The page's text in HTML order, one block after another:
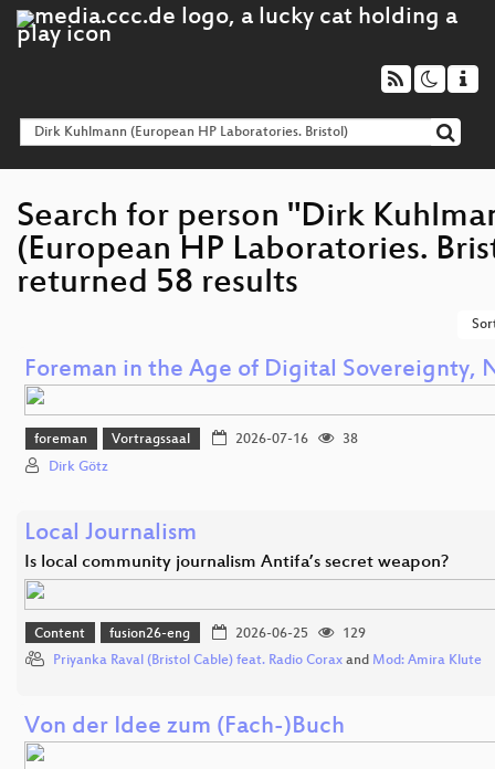
Search for person "Dirk
(European HP Laboratories.
returned 58 results
Foreman in the Age of Digital Sovereignty,
foreman Vortragssaal 2026-07-16
38
Dirk Götz
Local Journalism
Is local community journalism Antifa’s secret weapon?
Content fusion26-eng 2026-06-25
129
Priyanka Raval (Bristol Cable) feat. Radio Corax and Mod: Amira Klute
Von der Idee zum (Fach-)Buch